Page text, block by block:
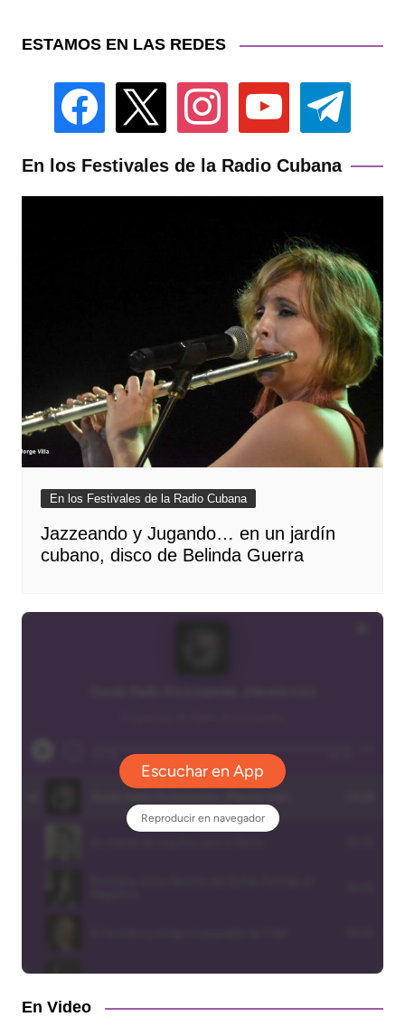
ESTAMOS EN LAS REDES
facebook instagram youtube telegram
En los Festivales de la Radio Cubana
En los Festivales de la Radio Cubana
Jazzeando y Jugando… en un jardín
cubano, disco de Belinda Guerra
En Video